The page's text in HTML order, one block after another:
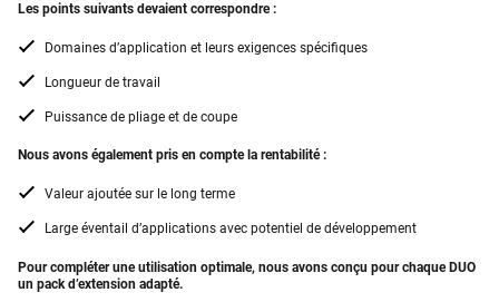
Les points suivants devaient correspondre :
Domaines d’application et leurs exigences spécifiques
Longueur de travail
Puissance de pliage et de coupe
Nous avons également pris en compte la rentabilité :
Valeur ajoutée sur le long terme
Large éventail d’applications avec potentiel de développement
Pour compléter une utilisation optimale, nous avons conçu pour chaque DUO
un pack d’extension adapté.